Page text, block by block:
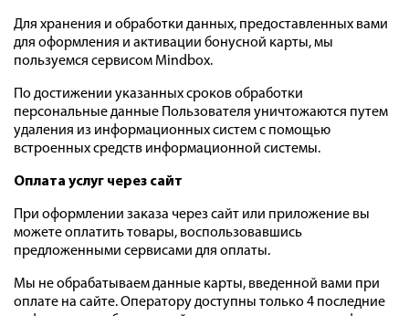
Для хранения и обработки данных, предоставленных вами
для оформления и активации бонусной карты, мы
пользуемся сервисом Mindbox.
По достижении указанных сроков обработки
персональные данные Пользователя уничтожаются путем
удаления из информационных систем с помощью
встроенных средств информационной системы.
Оплата услуг через сайт
При оформлении заказа через сайт или приложение вы
можете оплатить товары, воспользовавшись
предложенными сервисами для оплаты.
Мы не обрабатываем данные карты, введенной вами при
оплате на сайте. Оператору доступны только 4 последние